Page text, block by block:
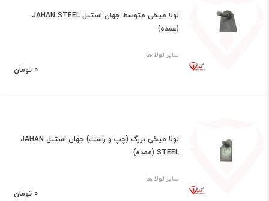
لولا میخی متوسط جهان استیل JAHAN STEEL
(عمده)
سایر لولا ها
0 تومان
لولا میخی بزرگ (چپ و راست) جهان استیل JAHAN
STEEL (عمده)
سایر لولا ها
0 تومان